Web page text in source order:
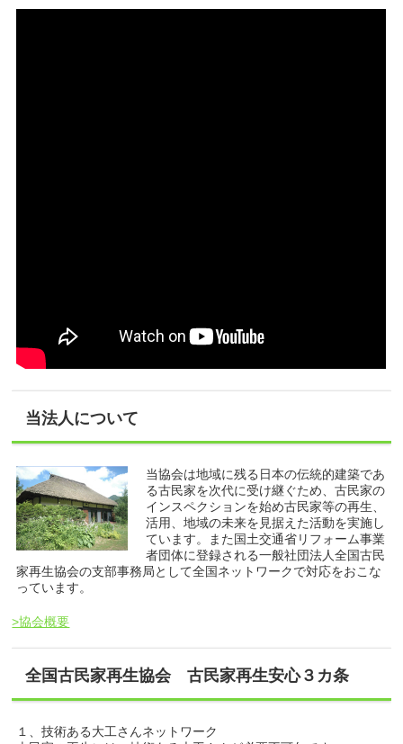
当法人について
当協会は地域に残る日本の伝統的建築であ
る古民家を次代に受け継ぐため、古民家の
インスペクションを始め古民家等の再生、
活用、地域の未来を見据えた活動を実施し
ています。また国土交通省リフォーム事業
者団体に登録される一般社団法人全国古民
家再生協会の支部事務局として全国ネットワークで対応をおこな
っています。
>協会概要
全国古民家再生協会 古民家再生安心３カ条
１、技術ある大工さんネットワーク